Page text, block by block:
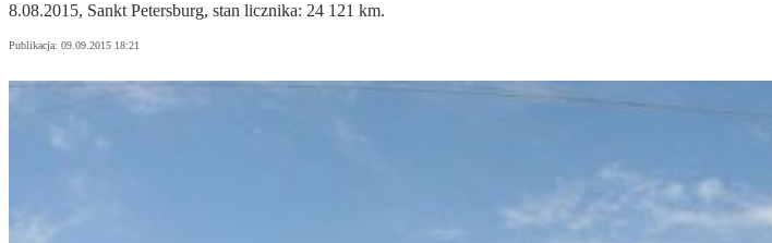
8.08.2015, Sankt Petersburg, stan licznika: 24 121 km.
Publikacja: 09.09.2015 18:21